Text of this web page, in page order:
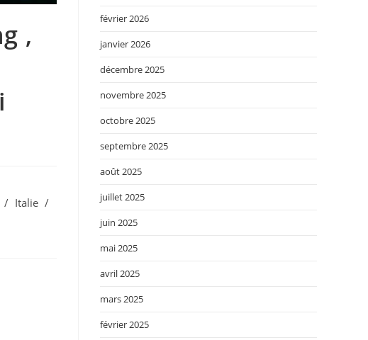
,
/ Italie /
février 2026
janvier 2026
décembre 2025
novembre 2025
octobre 2025
septembre 2025
août 2025
juillet 2025
juin 2025
mai 2025
avril 2025
mars 2025
février 2025